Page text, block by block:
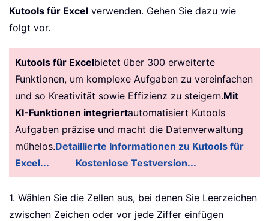
Kutools für Excel verwenden. Gehen Sie dazu wie
folgt vor.
Kutools für Excelbietet über 300 erweiterte
Funktionen, um komplexe Aufgaben zu vereinfachen
und so Kreativität sowie Effizienz zu steigern.Mit
KI-Funktionen integriertautomatisiert Kutools
Aufgaben präzise und macht die Datenverwaltung
mühelos.Detaillierte Informationen zu Kutools für
Excel...
Kostenlose Testversion...
1. Wählen Sie die Zellen aus, bei denen Sie Leerzeichen
zwischen Zeichen oder vor jede Ziffer einfügen